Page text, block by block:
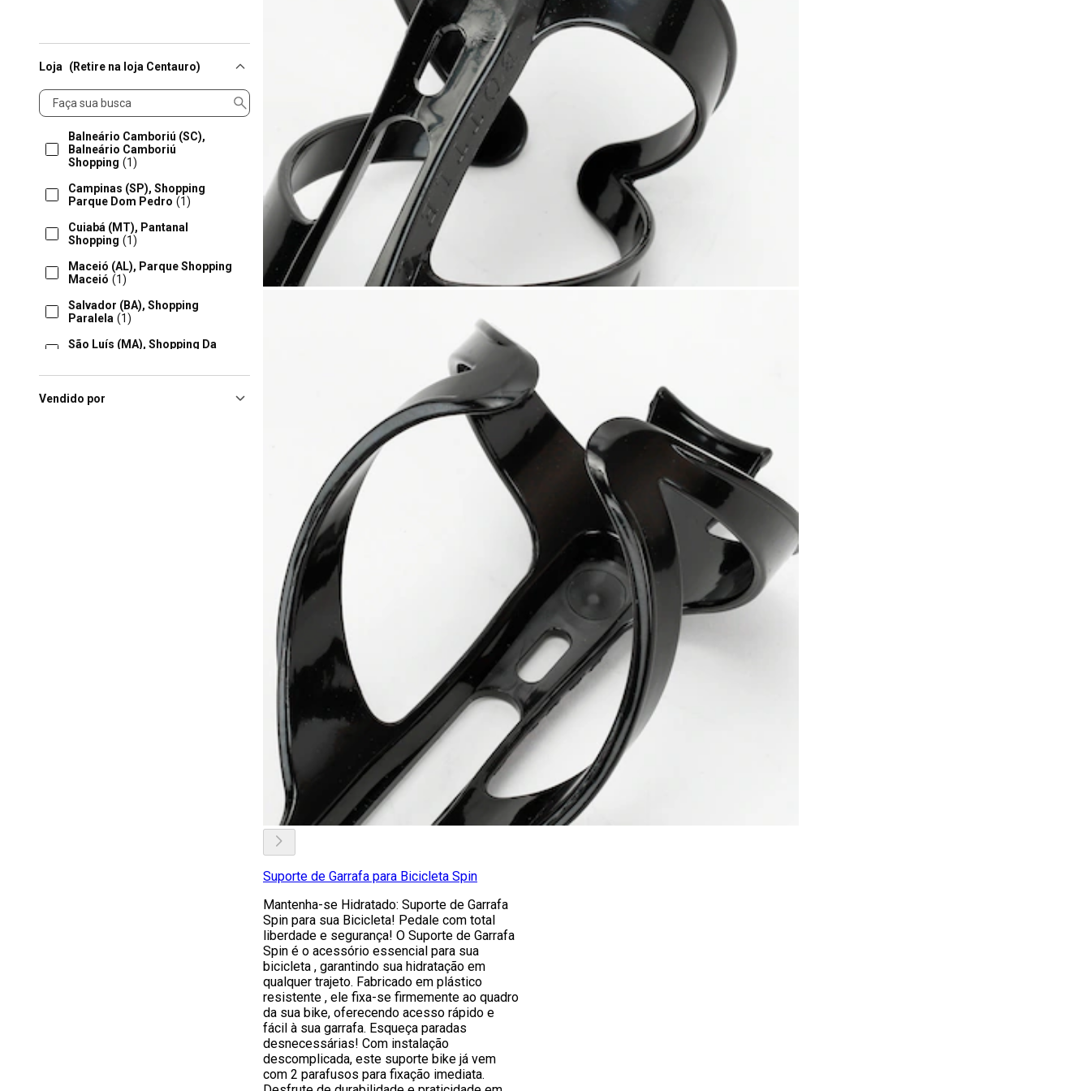
Loja (Retire na loja Centauro)
Loja
Balneário Camboriú (SC),
Balneário Camboriú
Shopping (1)
Campinas (SP), Shopping
Parque Dom Pedro (1)
Cuiabá (MT), Pantanal
Shopping (1)
Maceió (AL), Parque Shopping
Maceió (1)
Salvador (BA), Shopping
Paralela (1)
São Luís (MA), Shopping Da
Vitória
Vendido por
Suporte de Garrafa para Bicicleta Spin
Mantenha-se Hidratado: Suporte de Garrafa
Spin para sua Bicicleta! Pedale com total
liberdade e segurança! O Suporte de Garrafa
Spin é o acessório essencial para sua
bicicleta , garantindo sua hidratação em
qualquer trajeto. Fabricado em plástico
resistente , ele fixa-se firmemente ao quadro
da sua bike, oferecendo acesso rápido e
fácil à sua garrafa. Esqueça paradas
desnecessárias! Com instalação
descomplicada, este suporte bike já vem
com 2 parafusos para fixação imediata.